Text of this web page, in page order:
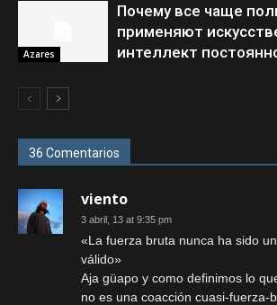
Azares
Почему все чаще
применяют
интеллект
36 Comentarios
viento
3 abril, 13 at 9:35 pm
«La fuerza bruta nunca ha sido
válido»
Aja güapo y como definimos lo
no es una coacción cuasi-fuerza-